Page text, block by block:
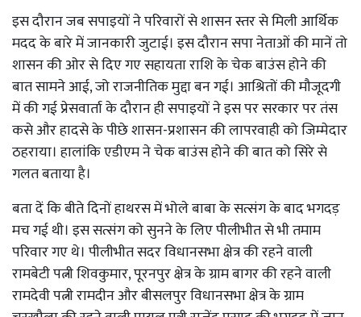
इस दौरान जब सपाइयों ने परिवारों से शासन स्तर से मिली आर्थिक
मदद के बारे में जानकारी जुटाई। इस दौरान सपा नेताओं की मानें तो
शासन की ओर से दिए गए सहायता राशि के चेक बाउंस होने की
बात सामने आई, जो राजनीतिक मुद्दा बन गई। आश्रितों की मौजूदगी
में की गई प्रेसवार्ता के दौरान ही सपाइयों ने इस पर सरकार पर तंस
कसे और हादसे के पीछे शासन-प्रशासन की लापरवाही को जिम्मेदार
ठहराया। हालांकि एडीएम ने चेक बाउंस होने की बात को सिरे से
गलत बताया है।
बता दें कि बीते दिनों हाथरस में भोले बाबा के सत्संग के बाद भगदड़
मच गई थी। इस सत्संग को सुनने के लिए पीलीभीत से भी तमाम
परिवार गए थे। पीलीभीत सदर विधानसभा क्षेत्र की रहने वाली
रामबेटी पत्नी शिवकुमार, पूरनपुर क्षेत्र के ग्राम बागर की रहने वाली
रामदेवी पत्नी रामदीन और बीसलपुर विधानसभा क्षेत्र के ग्राम